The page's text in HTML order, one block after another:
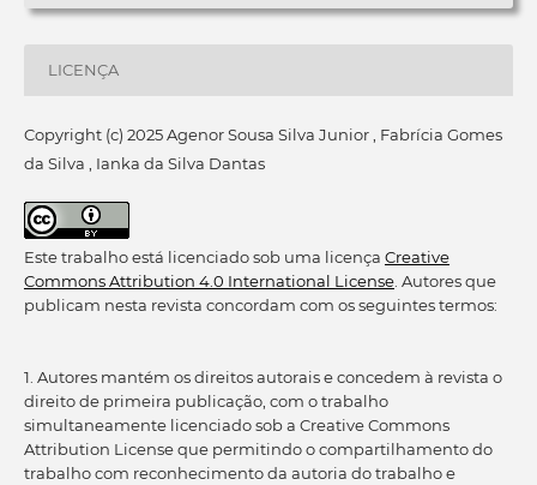
LICENÇA
Copyright (c) 2025 Agenor Sousa Silva Junior , Fabrícia Gomes
da Silva , Ianka da Silva Dantas
Este trabalho está licenciado sob uma licença Creative
Commons Attribution 4.0 International License. Autores que
publicam nesta revista concordam com os seguintes termos:
1. Autores mantém os direitos autorais e concedem à revista o
direito de primeira publicação, com o trabalho
simultaneamente licenciado sob a Creative Commons
Attribution License que permitindo o compartilhamento do
trabalho com reconhecimento da autoria do trabalho e